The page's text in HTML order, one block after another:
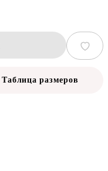
Таблица размеров